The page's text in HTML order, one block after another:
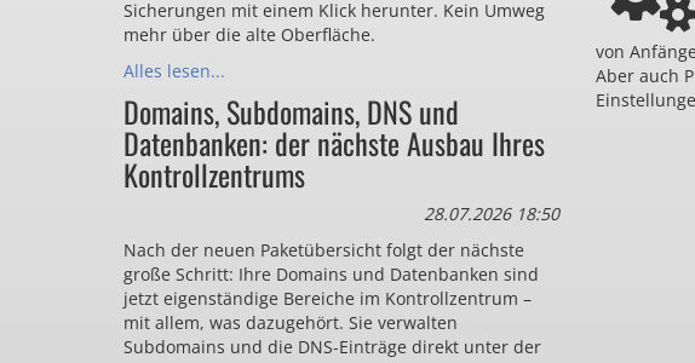
Sicherungen mit einem Klick herunter. Kein Umweg
mehr über die alte Oberfläche.
Alles lesen...
Domains, Subdomains, DNS und
Datenbanken: der nächste Ausbau Ihres
Kontrollzentrums
28.07.2026 18:50
Nach der neuen Paketübersicht folgt der nächste
große Schritt: Ihre Domains und Datenbanken sind
jetzt eigenständige Bereiche im Kontrollzentrum –
mit allem, was dazugehört. Sie verwalten
Subdomains und die DNS-Einträge direkt unter der
von
Aber auch